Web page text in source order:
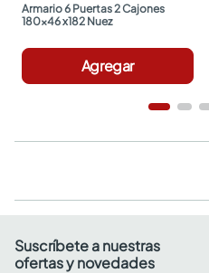
Armario 6 Puertas 2 Cajones
180x46 x182 Nuez
Agregar
Suscríbete a nuestras
ofertas y novedades